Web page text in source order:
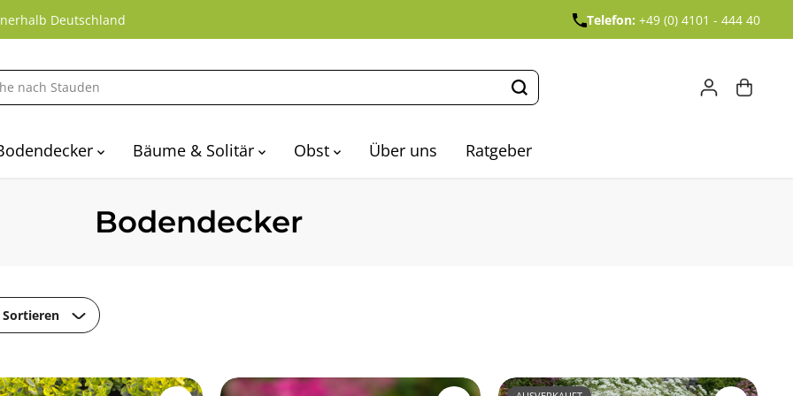
Deutschland Telefon: +49 (0) 4101 - 444 40
Bäume & Solitär Obst Über uns Ratgeber
Bodendecker
Sortieren